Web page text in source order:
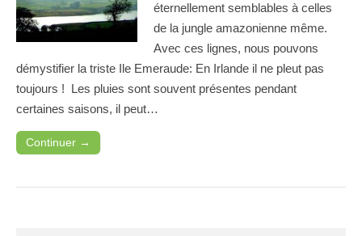
éternellement semblables à celles
de la jungle amazonienne même.
Avec ces lignes, nous pouvons
démystifier la triste Ile Emeraude: En Irlande il ne pleut pas
toujours ! Les pluies sont souvent présentes pendant
certaines saisons, il peut…
Continuer →